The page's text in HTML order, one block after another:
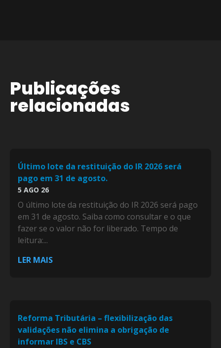
Publicações
relacionadas
Último lote da restituição do IR 2026 será
pago em 31 de agosto.
5 AGO 26
O último lote da restituição do IR 2026 será pago
em 31 de agosto. Saiba como consultar e o que
fazer se o valor não for liberado. Tempo de
leitura:...
LER MAIS
Reforma Tributária – flexibilização das
validações não elimina a obrigação de
informar IBS e CBS